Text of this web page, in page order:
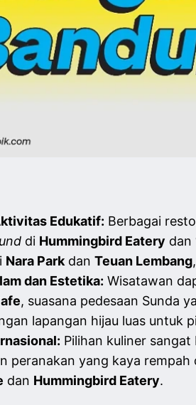
Edukatif: Berbagai
di Hummingbird Eatery dan
Nara Parkdan Teuan Lembang
dan Estetika: Wisatawan
, suasana pedesaan Sunda
lapangan hijau luas untuk
Pilihan kuliner
peranakan yang kaya rempah
dan Hummingbird Eatery.